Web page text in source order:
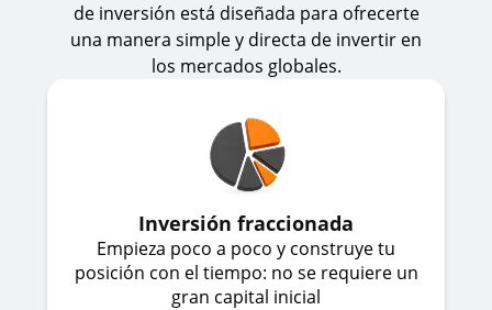
de inversión está diseñada para ofrecerte
una manera simple y directa de invertir en
los mercados globales.
Inversión fraccionada
Empieza poco a poco y construye tu
posición con el tiempo: no se requiere un
gran capital inicial